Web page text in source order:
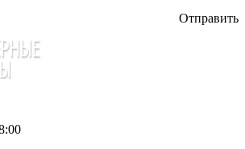
Отправить